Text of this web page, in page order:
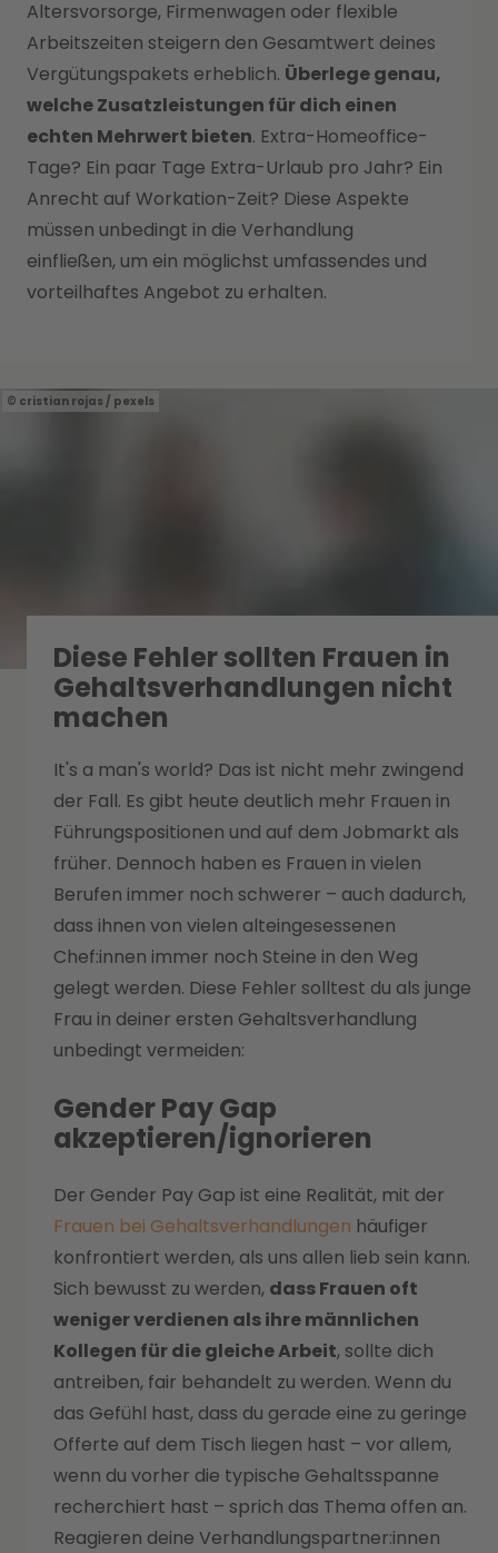
Altersvorsorge, Firmenwagen oder flexible
Arbeitszeiten steigern den Gesamtwert deines
Vergütungspakets erheblich. Überlege genau,
welche Zusatzleistungen für dich einen
echten Mehrwert bieten. Extra-Homeoffice-
Tage? Ein paar Tage Extra-Urlaub pro Jahr? Ein
Anrecht auf Workation-Zeit? Diese Aspekte
müssen unbedingt in die Verhandlung
einfließen, um ein möglichst umfassendes und
vorteilhaftes Angebot zu erhalten.
cristian rojas / pexels
Diese Fehler sollten Frauen in
Gehaltsverhandlungen nicht
machen
It's a man's world? Das ist nicht mehr zwingend
der Fall. Es gibt heute deutlich mehr Frauen in
Führungspositionen und auf dem Jobmarkt als
früher. Dennoch haben es Frauen in vielen
Berufen immer noch schwerer – auch dadurch,
dass ihnen von vielen alteingesessenen
Chef:innen immer noch Steine in den Weg
gelegt werden. Diese Fehler solltest du als junge
Frau in deiner ersten Gehaltsverhandlung
unbedingt vermeiden:
Gender Pay Gap
akzeptieren/ignorieren
Der Gender Pay Gap ist eine Realität, mit der
Frauen bei Gehaltsverhandlungen häufiger
konfrontiert werden, als uns allen lieb sein kann.
Sich bewusst zu werden, dass Frauen oft
weniger verdienen als ihre männlichen
Kollegen für die gleiche Arbeit, sollte dich
antreiben, fair behandelt zu werden. Wenn du
das Gefühl hast, dass du gerade eine zu geringe
Offerte auf dem Tisch liegen hast – vor allem,
wenn du vorher die typische Gehaltsspanne
recherchiert hast – sprich das Thema offen an.
Reagieren deine Verhandlungspartner:innen